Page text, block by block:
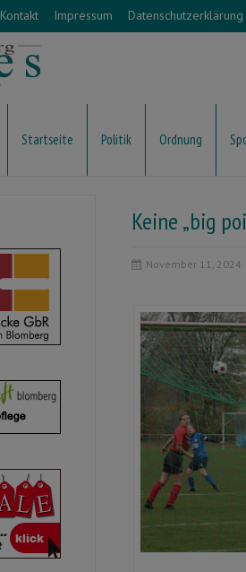
Kontakt Impressum Datenschutzerklärung
Startseite Politik Ordnung
Keine „big
November 11, 2024